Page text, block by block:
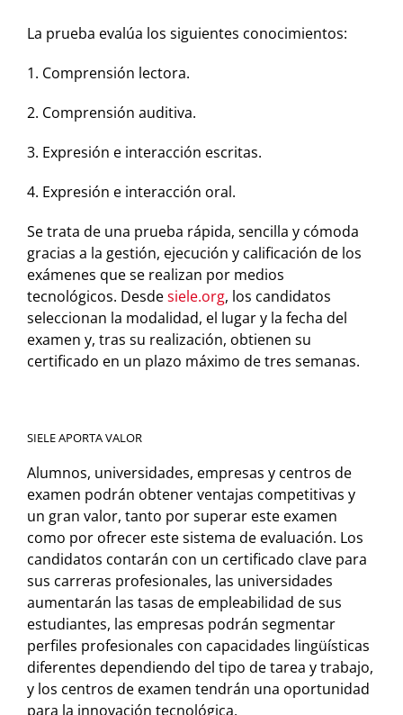
La prueba evalúa los siguientes conocimientos:
1. Comprensión lectora.
2. Comprensión auditiva.
3. Expresión e interacción escritas.
4. Expresión e interacción oral.
Se trata de una prueba rápida, sencilla y cómoda
gracias a la gestión, ejecución y calificación de los
exámenes que se realizan por medios
tecnológicos. Desdesiele.org, los candidatos
seleccionan la modalidad, el lugar y la fecha del
examen y, tras su realización, obtienen su
certificado en un plazo máximo de tres semanas.
SIELE APORTA VALOR
Alumnos, universidades, empresas y centros de
examen podrán obtener ventajas competitivas y
un gran valor, tanto por superar este examen
como por ofrecer este sistema de evaluación. Los
candidatos contarán con un certificado clave para
sus carreras profesionales, las universidades
aumentarán las tasas de empleabilidad de sus
estudiantes, las empresas podrán segmentar
perfiles profesionales con capacidades lingüísticas
diferentes dependiendo del tipo de tarea y trabajo,
y los centros de examen tendrán una oportunidad
para la innovación tecnológica.